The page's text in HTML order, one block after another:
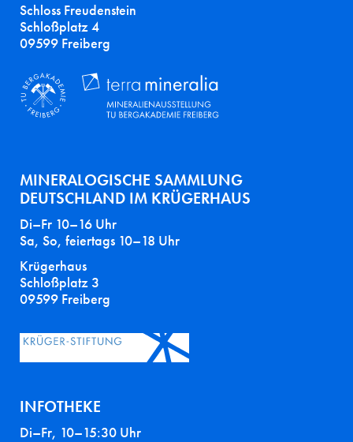
Schloss Freudenstein
Schloßplatz 4
09599 Freiberg
MINERALOGISCHE SAMMLUNG
DEUTSCHLAND IM KRÜGERHAUS
Di–Fr 10–16 Uhr
Sa, So, feiertags 10–18 Uhr
Krügerhaus
Schloßplatz 3
09599 Freiberg
INFOTHEKE
Di–Fr, 10–15:30 Uhr